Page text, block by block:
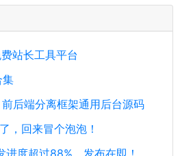
站长工具平台
集
后端分离框架通用后台源码
，回来冒个泡泡！
度超过88%，发布在即！